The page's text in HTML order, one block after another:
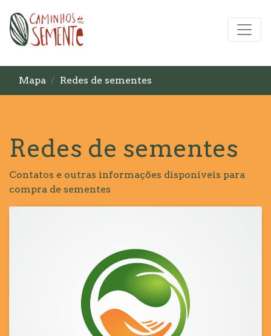
Mapa Redes de sementes
Redes de sementes
Contatos e outras informações disponíveis para
compra de sementes